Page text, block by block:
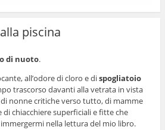
piscina
di nuoto.
all’odore di cloro e dispogliatoio
trascorso davanti alla vetrata in vista
nonne critiche verso tutto, di mamme
di chiacchiere superficiali e fitte che
nella lettura del mio libro.